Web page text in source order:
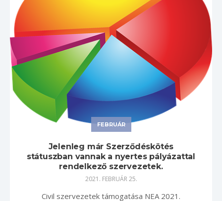
FEBRUÁR
Jelenleg már Szerződéskötés
státuszban vannak a nyertes pályázattal
rendelkező szervezetek.
2021. FEBRUÁR 25.
Civil szervezetek támogatása NEA 2021.